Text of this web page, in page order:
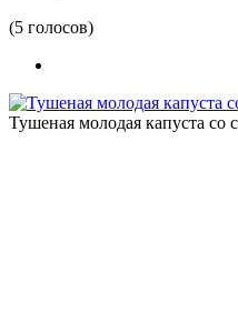
(5 голосов)
Тушеная молодая капуста со